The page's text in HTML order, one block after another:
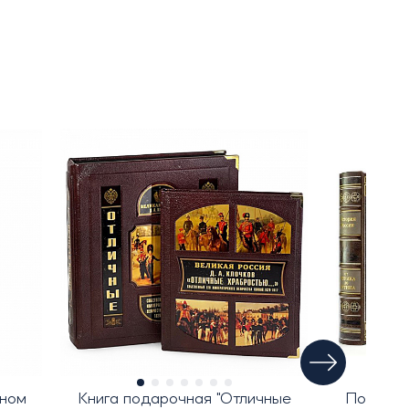
Книга подарочная "Отличные